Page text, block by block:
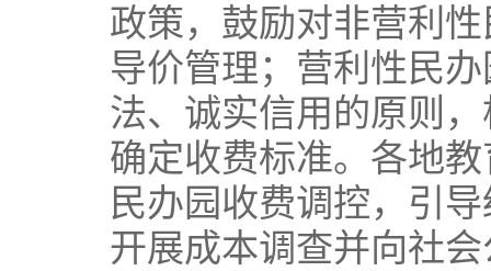
政策，鼓励对非营利
导价管理；营利性民
法、诚实信用的原则
确定收费标准。各地
民办园收费调控，引
开展成本调查并向社